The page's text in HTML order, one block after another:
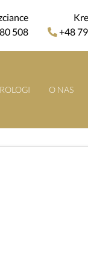
508
+48
O NAS